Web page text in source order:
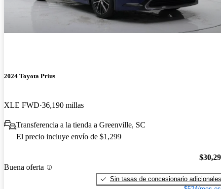
2024 Toyota Prius
XLE FWD 36,190 millas
Transferencia a la tienda a Greenville, SC
El precio incluye envío de $1,299
Buena oferta
Sin tasas de concesionario adicionales